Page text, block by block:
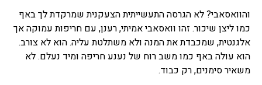
והוואסאבי? לא הגרסה התעשייתית הצעקנית שמרקדת לך באף
כמו ליצן שיכור. זהו וואסאבי אמיתי, רענן, עם חריפות עמוקה אך
אלגנטית, שמכבדת את המנה ולא משתלטת עליה. הוא לא צורב.
הוא עולה באף כמו משב רוח של נענע חריפה ומיד נעלם. לא
משאיר סימנים, רק כבוד.